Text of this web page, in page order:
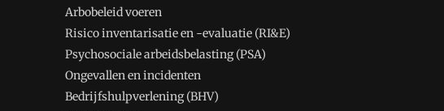
Arbobeleid voeren
Risico inventarisatie en -evaluatie (RI&E)
Psychosociale arbeidsbelasting (PSA)
Ongevallen en incidenten
Bedrijfshulpverlening (BHV)